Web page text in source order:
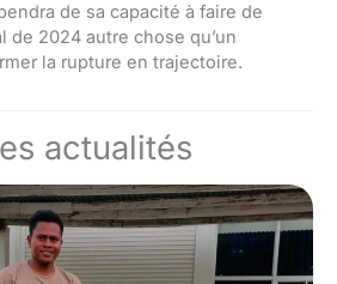
de sa capacité à faire de
de 2024 autre chose qu’un
la rupture en trajectoire.
actualités